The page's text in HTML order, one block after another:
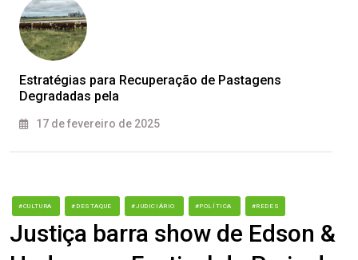
Estratégias para Recuperação de Pastagens
Degradadas pela
17 de fevereiro de 2025
#CULTURA #DESTAQUE #JUDICIÁRIO #POLÍTICA #REDES
Justiça barra show de Edson &